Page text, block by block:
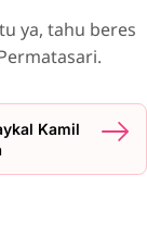
ya, tahu beres
Kamil